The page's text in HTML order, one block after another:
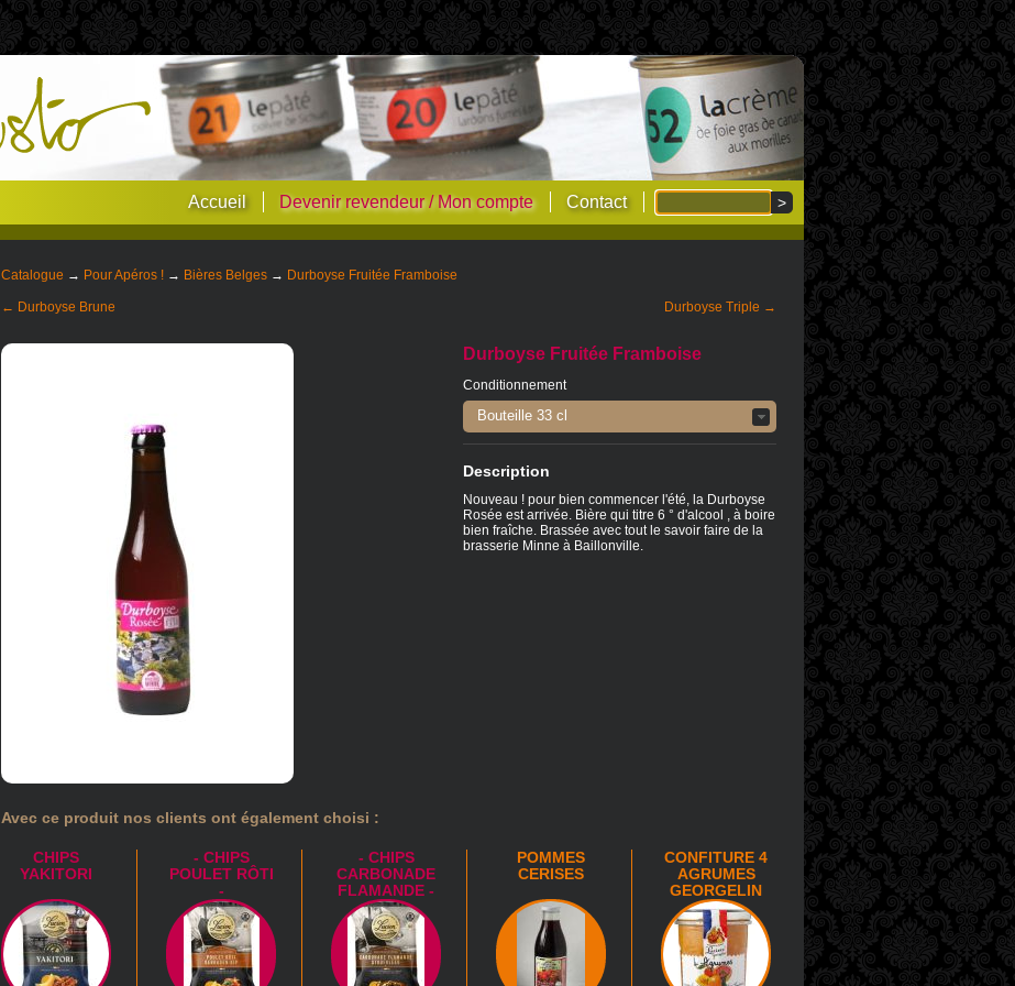
Accueil Devenir revendeur / Mon compte Contact
Catalogue → Pour Apéros ! → Bières Belges → Durboyse Fruitée Framboise
← Durboyse Brune Durboyse Triple →
Durboyse Fruitée Framboise
Conditionnement
Bouteille 33 cl
Description
Nouveau ! pour bien commencer l'été, la Durboyse
Rosée est arrivée. Bière qui titre 6 ° d'alcool , à boire
bien fraîche. Brassée avec tout le savoir faire de la
brasserie Minne à Baillonville.
Avec ce produit nos clients ont également choisi :
CHIPS
YAKITORI
- CHIPS
POULET RÔTI
-
- CHIPS
CARBONADE
FLAMANDE -
POMMES
CERISES
CONFITURE 4
AGRUMES
GEORGELIN